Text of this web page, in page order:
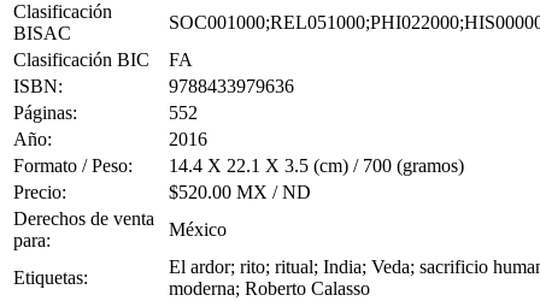
Clasificación
BISAC
Clasificación BIC
FA
ISBN:
9788433979636
Páginas:
552
Año:
2016
Formato / Peso:
14.4 X 22.1 X 3.5 (cm) / 700 (gramos)
Precio:
$520.00 MX / ND
Derechos de venta
para:
México
Etiquetas:
El ardor; rito; ritual; India; Veda; sacrificio
moderna; Roberto Calasso